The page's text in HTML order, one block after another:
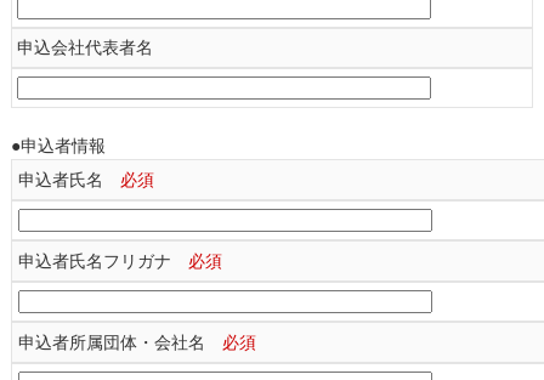
申込会社代表者名
●申込者情報
申込者氏名 必須
申込者氏名フリガナ 必須
申込者所属団体・会社名 必須